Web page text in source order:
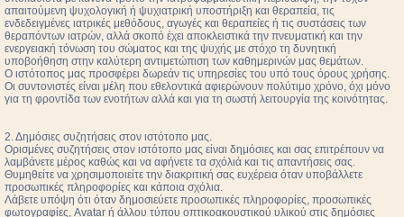
απαιτούμενη ψυχολογική ή ψυχιατρική υποστήριξη και θεραπεία, τις
ενδεδειγμένες ιατρικές μεθόδους, αγωγές και θεραπείες ή τις συστάσεις των
θεραπόντων ιατρών, αλλά σκοπό έχει αποκλειστικά την πνευματική και την
ενεργειακή τόνωση του σώματος και της ψυχής με στόχο τη δυνητική
υποβοήθηση στην καλύτερη αντιμετώπιση των καθημερινών μας θεμάτων.
Ο ιστότοπος μας προσφέρει δωρεάν τις υπηρεσίες του υπό τους όρους χρήσης.
Οι συντονιστές είναι μέλη που εθελοντικά αφιερώνουν πολύτιμο χρόνο, όχι μόνο
για τη φροντίδα των ενοτήτων αλλά και για τη σωστή λειτουργία της κοινότητας.
2. Δημόσιες συζητήσεις στον ιστότοπο μας.
Ορισμένες συζητήσεις στον ιστότοπο μας είναι δημόσιες και σας επιτρέπουν να
λαμβάνετε μέρος καθώς και να αφήνετε τα σχόλιά και τις απαντήσεις σας.
Θυμηθείτε να χρησιμοποιείτε την διακριτική σας ευχέρεια όταν υποβάλλετε
προσωπικές πληροφορίες και κάποια σχόλια.
Λάβετε υπόψη ότι όταν δημοσιεύετε προσωπικές πληροφορίες, προσωπικές
φωτογραφίες, Avatar ή άλλου τύπου οπτικοακουστικού υλικού στις δημόσιες